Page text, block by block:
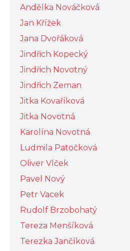
Andělka Nováčková
Jan Křížek
Jana Dvořáková
Jindřich Kopecký
Jindřich Novotný
Jindřich Zeman
Jitka Kovaříková
Jitka Novotná
Karolína Novotná
Ludmila Patočková
Oliver Vlček
Pavel Nový
Petr Vacek
Rudolf Brzobohatý
Tereza Menšíková
Terezka Jančíková